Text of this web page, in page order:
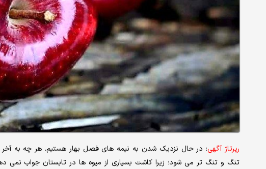
رپرتاژ آگهی: در حال نزدیک شدن به نیمه های فصل بهار هستیم. هر چه به
تنگ و تنگ تر می شود؛ زیرا کاشت بسیاری از میوه ها در تابستان جواب نمی